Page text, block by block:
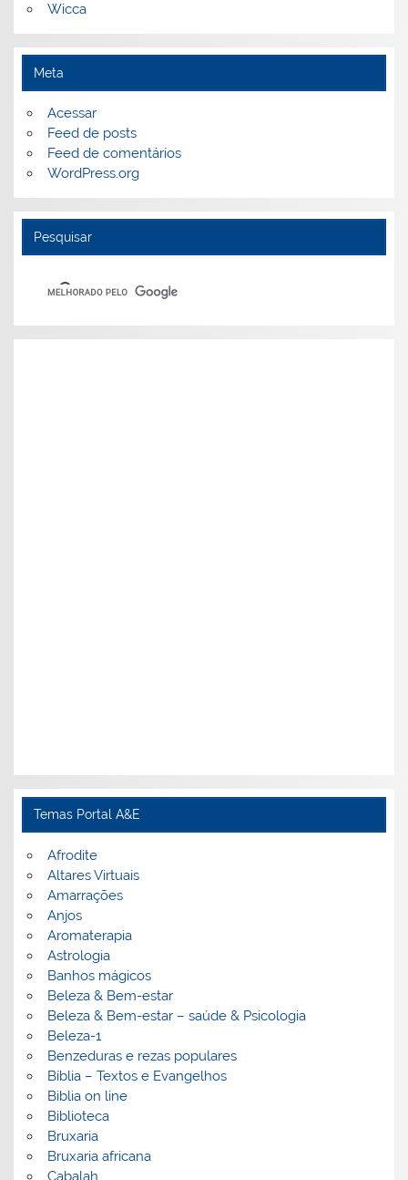
Wicca
Meta
Acessar
Feed de posts
Feed de comentários
WordPress.org
Pesquisar
Temas Portal A&E
Afrodite
Altares Virtuais
Amarrações
Anjos
Aromaterapia
Astrologia
Banhos mágicos
Beleza & Bem-estar
Beleza & Bem-estar – saúde & Psicologia
Beleza-1
Benzeduras e rezas populares
Bíblia – Textos e Evangelhos
Biblia on line
Biblioteca
Bruxaria
Bruxaria africana
Cabalah